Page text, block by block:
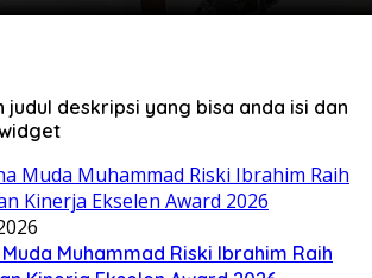
judul deskripsi yang bisa anda isi dan
Muhammad Riski Ibrahim Raih